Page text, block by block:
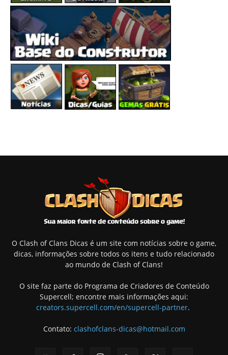
O Clash of Clans Dicas é um site com notícias sobre o game,
dicas, informações sobre todos os itens e tudo relacionado
ao mundo de Clash of Clans!
O site faz parte do Programa de Criadores de Conteúdo
Supercell; encontre mais informações aqui:
creators.supercell.com/en/supercell-partner.
Contato: clashofclans-dicas@hotmail.com